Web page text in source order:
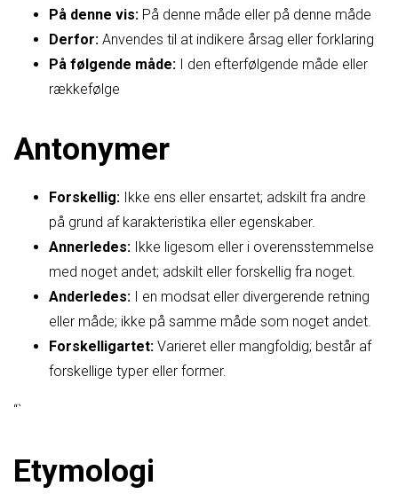
På denne vis: På denne måde eller på denne måde
Derfor: Anvendes til at indikere årsag eller forklaring
På følgende måde: I den efterfølgende måde eller
rækkefølge
Antonymer
Forskellig: Ikke ens eller ensartet; adskilt fra andre
på grund af karakteristika eller egenskaber.
Annerledes: Ikke ligesom eller i overensstemmelse
med noget andet; adskilt eller forskellig fra noget.
Anderledes: I en modsat eller divergerende retning
eller måde; ikke på samme måde som noget andet.
Forskelligartet: Varieret eller mangfoldig; består af
forskellige typer eller former.
“`
Etymologi